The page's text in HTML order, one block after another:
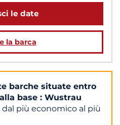
le date
la barca
barche situate entro
base : Wustrau
più economico al più